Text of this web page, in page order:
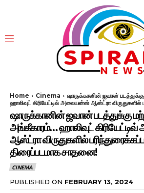
Home Cinema
ஷாருக்கானின் ஜவான்
ஹாலிவுட் கிரியேட்டிவ் அலையன்ஸ் ஆஸ்ட்ரா விருதுகளில்
ஷாருக்கானின் ஜவான் படத்துக்கு
அங்கீகாரம்… ஹாலிவுட்
ஆஸ்ட்ரா விருதுகளில்
திரைப்படமாக சாதனை!
CINEMA
PUBLISHED ON FEBRUARY 13, 2024